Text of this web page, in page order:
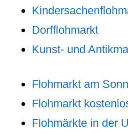
Dorfflohmarkt
Kunst- und
Flohmarkt am
Flohmarkt
Flohmärkte in der